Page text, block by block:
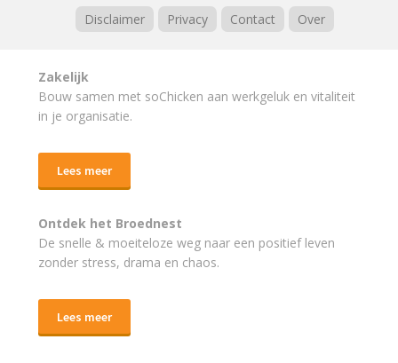
Disclaimer
Privacy Contact Over
Zakelijk
Bouw samen met soChicken aan werkgeluk en vitaliteit
in je organisatie.
Lees meer
Ontdek het Broednest
De snelle & moeiteloze weg naar een positief leven
zonder stress, drama en chaos.
Lees meer